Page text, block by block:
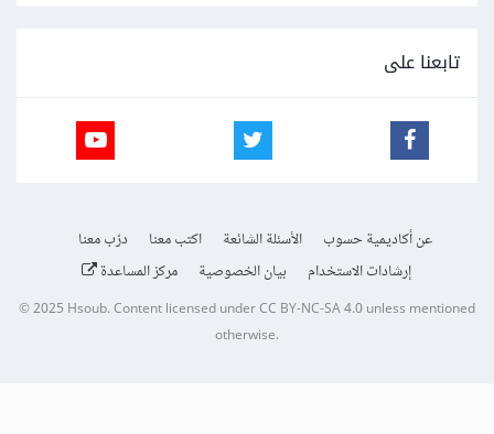
تابعنا على
عن أكاديمية حسوب الأسئلة الشائعة اكتب معنا
درّب معنا
إرشادات الاستخدام
بيان الخصوصية مركز المساعدة
© 2025 Hsoub.Content licensed underCC BY-NC-SA 4.0unless mentioned
otherwise.